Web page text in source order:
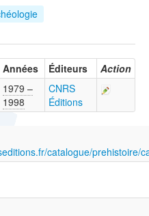
Années Éditeurs
Action
1979 –
1998
CNRS
Éditions